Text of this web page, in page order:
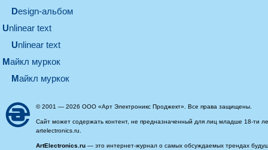
design-альбом
unlinear text
Unlinear text
майкл муркок
майкл муркок
© 2001 — 2026 ООО «Арт Электроникс Проджект». Все права защищены.
Сайт может содержать контент, не предназначенный для лиц младше 18-ти
artelectronics.ru.
ArtElectronics.ru — это интернет-журнал о самых обсуждаемых трендах